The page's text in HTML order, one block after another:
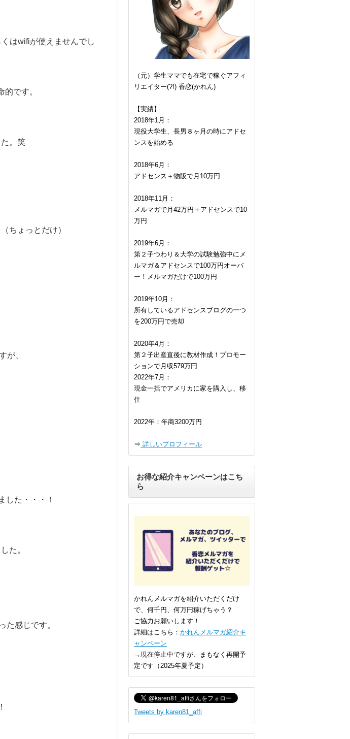
はwifiが使えませんでし
です。
。笑
ちょっとだけ）
が、
した・・・！
た。
た感じです。
（元）学生ママでも在宅で稼ぐアフィ
リエイター(?!) 香恋(かれん)
【実績】
2018年1月：
現役大学生、長男８ヶ月の時にアドセ
ンスを始める
2018年6月：
アドセンス＋物販で月10万円
2018年11月：
メルマガで月42万円＋アドセンスで10
万円
2019年6月：
第２子つわり＆大学の試験勉強中にメ
ルマガ＆アドセンスで100万円オーバ
ー！メルマガだけで100万円
2019年10月：
所有しているアドセンスブログの一つ
を200万円で売却
2020年4月：
第２子出産直後に教材作成！プロモー
ションで月収579万円
2022年7月：
現金一括でアメリカに家を購入し、移
住
2022年：年商3200万円
⇒ 詳しいプロフィール
お得な紹介キャンペーンはこち
ら
かれんメルマガを紹介いただくだけ
で、何千円、何万円稼げちゃう？
ご協力お願いします！
詳細はこちら： かれんメルマガ紹介キ
ャンペーン
→現在停止中ですが、まもなく再開予
定です（2025年夏予定）
Tweets by karen81_affi